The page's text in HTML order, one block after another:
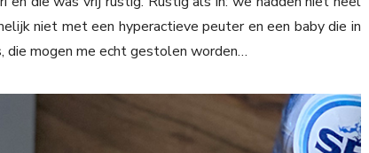
niet met een hyperactieve peuter en een baby die in
die mogen me echt gestolen worden…